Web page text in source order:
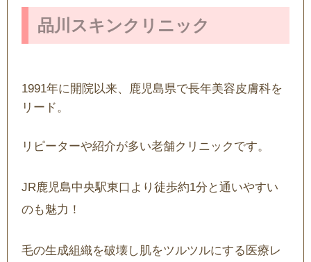
品川スキンクリニック
1991年に開院以来、鹿児島県で長年美容皮膚科を
リード。
リピーターや紹介が多い老舗クリニックです。
JR鹿児島中央駅東口より徒歩約1分と通いやすい
のも魅力！
毛の生成組織を破壊し肌をツルツルにする医療レ